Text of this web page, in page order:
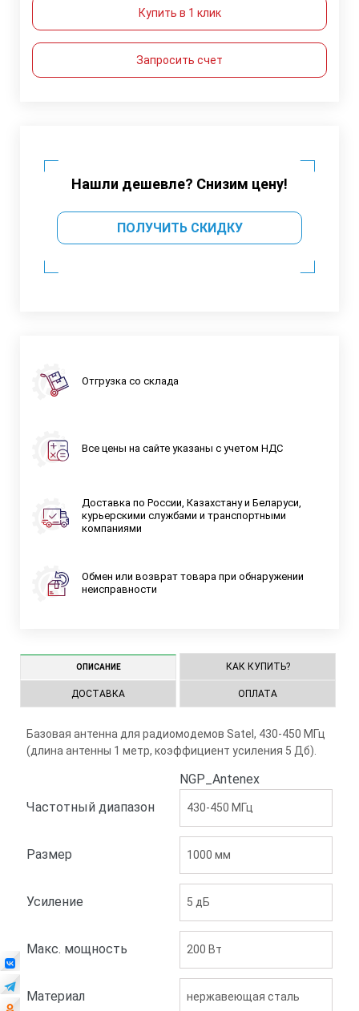
Купить в 1 клик
Запросить счет
Нашли дешевле? Снизим цену!
ПОЛУЧИТЬ СКИДКУ
Отгрузка со склада
Все цены на сайте указаны с учетом НДС
Доставка по России, Казахстану и Беларуси,
курьерскими службами и транспортными
компаниями
Обмен или возврат товара при обнаружении
неисправности
ОПИСАНИЕ КАК КУПИТЬ?
ДОСТАВКА ОПЛАТА
Базовая антенна для радиомодемов Satel, 430-450 МГц
(длина антенны 1 метр, коэффициент усиления 5 Дб).
NGP_Antenex
Частотный диапазон
430-450 МГц
Размер 1000 мм
Усиление 5 дБ
Макс. мощность 200 Вт
Материал нержавеющая сталь